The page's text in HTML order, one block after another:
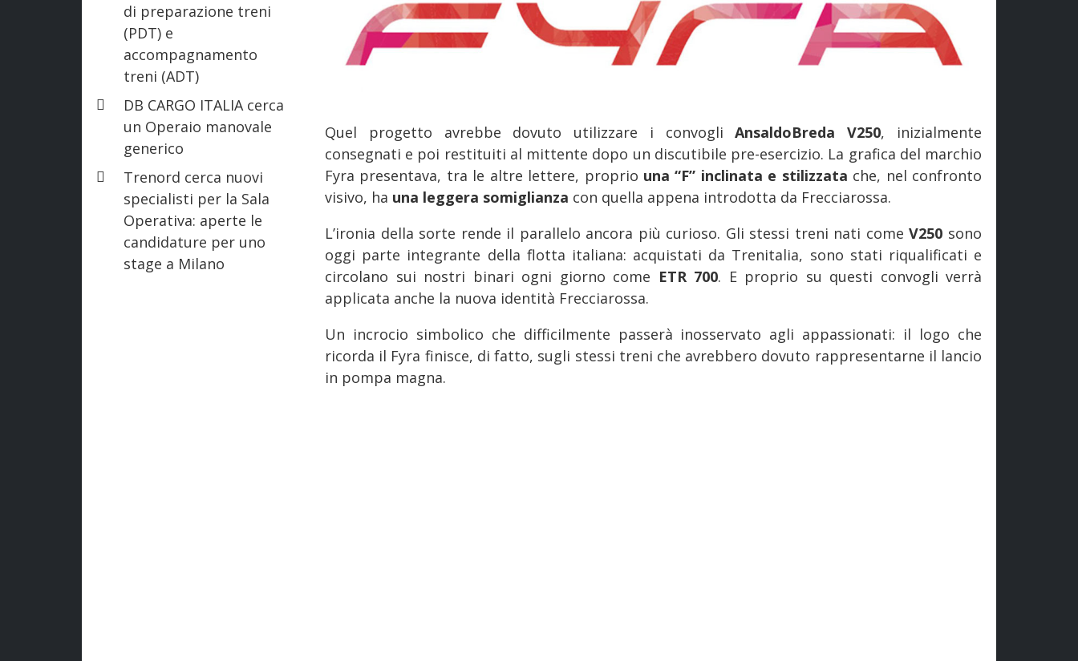
di preparazione treni
(PDT) e
accompagnamento
treni (ADT)
DB CARGO ITALIA cerca
un Operaio manovale
generico
Trenord cerca nuovi
specialisti per la Sala
Operativa: aperte le
candidature per uno
stage a Milano
Quel progetto avrebbe dovuto utilizzare i convogliAnsaldoBreda V250, inizialmente
consegnati e poi restituiti al mittente dopo un discutibile pre-esercizio. La grafica del marchio
Fyra presentava, tra le altre lettere, proprio una “F” inclinata e stilizzata che, nel confronto
visivo, ha una leggera somiglianza con quella appena introdotta da Frecciarossa.
L’ironia della sorte rende il parallelo ancora più curioso. Gli stessi treni nati comeV250 sono
oggi parte integrante della flotta italiana: acquistati da Trenitalia, sono stati riqualificati e
circolano sui nostri binari ogni giorno come ETR 700. E proprio su questi convogli verrà
applicata anche la nuova identità Frecciarossa.
Un incrocio simbolico che difficilmente passerà inosservato agli appassionati: il logo che
ricorda il Fyra finisce, di fatto, sugli stessi treni che avrebbero dovuto rappresentarne il lancio
in pompa magna.